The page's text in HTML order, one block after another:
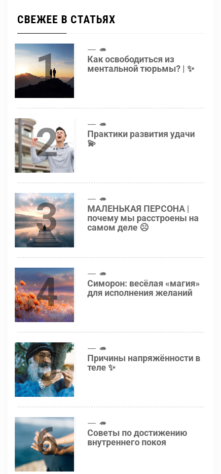
СВЕЖЕЕ В СТАТЬЯХ
1 🦔
Как освободиться из
ментальной тюрьмы? | ✨
2 🦔
Практики развития удачи
💫
3 🦔
МАЛЕНЬКАЯ ПЕРСОНА |
почему мы расстроены на
самом деле ☹️
4 🦔
Симорон: весёлая «магия»
для исполнения желаний
5 🦔
Причины напряжённости в
теле ✨
6 🦔
Советы по достижению
внутреннего покоя